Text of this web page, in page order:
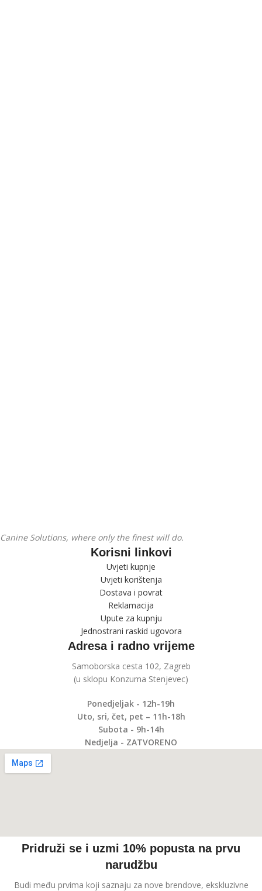
Canine Solutions, where only the finest will do.
Korisni linkovi
Uvjeti kupnje
Uvjeti korištenja
Dostava i povrat
Reklamacija
Upute za kupnju
Jednostrani raskid ugovora
Adresa i radno vrijeme
Samoborska cesta 102, Zagreb
(u sklopu Konzuma Stenjevec)
Ponedjeljak - 12h-19h
Uto, sri, čet, pet – 11h-18h
Subota - 9h-14h
Nedjelja - ZATVORENO
Pridruži se i uzmi 10% popusta na prvu
narudžbu
Budi među prvima koji saznaju za nove brendove, ekskluzivne